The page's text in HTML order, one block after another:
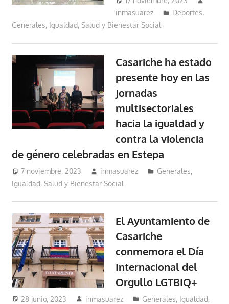
inmasuarez
Deportes,
Generales, Igualdad, Salud y Bienestar Social
Casariche ha estado
presente hoy en las
Jornadas
multisectoriales
hacia la igualdad y
contra la violencia
de género celebradas en Estepa
7 noviembre, 2023 inmasuarez Generales,
Igualdad, Salud y Bienestar Social
El Ayuntamiento de
Casariche
conmemora el Día
Internacional del
Orgullo LGTBIQ+
28 junio, 2023 inmasuarez Generales, Igualdad,